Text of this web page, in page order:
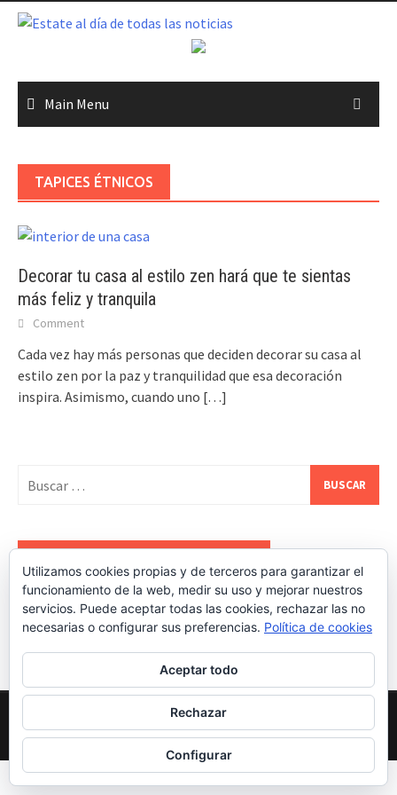
Skip
Main Menu
TAPICES ÉTNICOS
Decorar tu casa al estilo zen hará que te sientas
más feliz y tranquila
Comment
Cada vez hay más personas que deciden decorar su casa al
estilo zen por la paz y tranquilidad que esa decoración
inspira. Asimismo, cuando uno […]
REDES SOCIALES DE ESTATEALDIA
Proudly powered by WordPress|Theme: Awaken Pro by
ThemezHut.
Utilizamos cookies propias y de terceros para garantizar el
funcionamiento de la web, medir su uso y mejorar nuestros
servicios. Puede aceptar todas las cookies, rechazar las no
necesarias o configurar sus preferencias. Política de cookies
Aceptar todo
Rechazar
Configurar